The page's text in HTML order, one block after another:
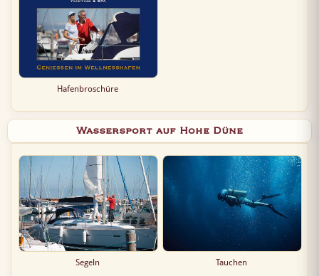
Hafenbroschüre
Wassersport auf Hohe Düne
Segeln Tauchen